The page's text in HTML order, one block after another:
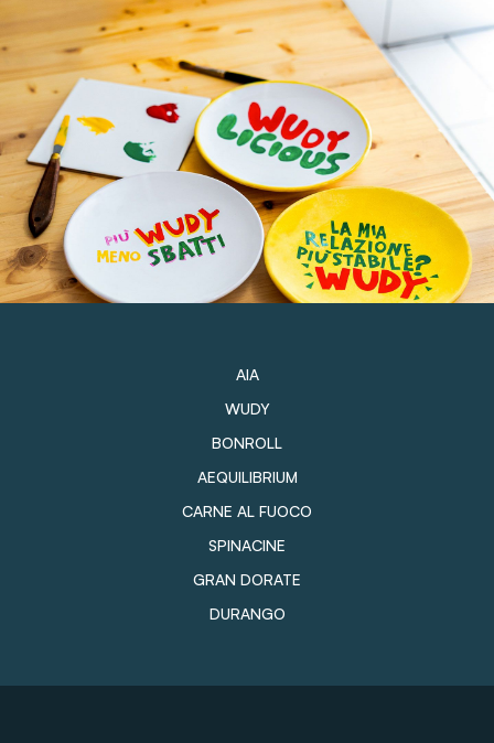
AIA
WUDY
BONROLL
AEQUILIBRIUM
CARNE AL FUOCO
SPINACINE
GRAN DORATE
DURANGO